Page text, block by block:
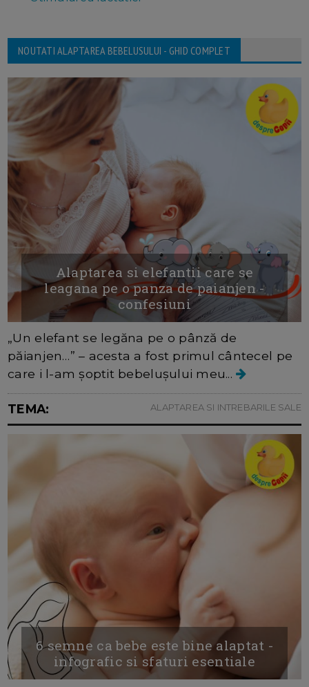
NOUTATI ALAPTAREA BEBELUSULUI - GHID COMPLET
Alaptarea si elefantii care se
leagana pe o panza de paianjen -
confesiuni
„Un elefant se legăna pe o pânză de
păianjen…” – acesta a fost primul cântecel pe
care i l-am șoptit bebelușului meu...
TEMA: ALAPTAREA SI INTREBARILE SALE
6 semne ca bebe este bine alaptat -
infografic si sfaturi esentiale